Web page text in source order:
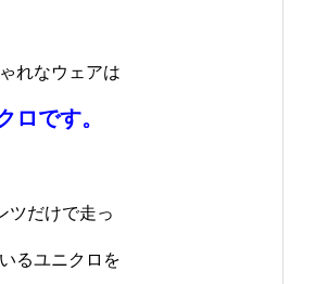
れなウェアは
ロです。
ツだけで走っ
るユニクロを